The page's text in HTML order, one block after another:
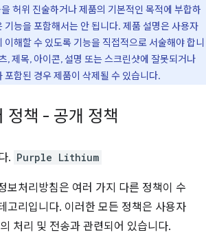
허위 진술하거나 제품의 기본적인 목적에 부합하
기능을 포함해서는 안 됩니다. 제품 설명은 사용자
이해할 수 있도록 기능을 직접적으로 서술해야 합니
, 제목, 아이콘, 설명 또는 스크린샷에 잘못되거나
포함된 경우 제품이 삭제될 수 있습니다.
정책 - 공개 정책
. Purple Lithium
보처리방침은 여러 가지 다른 정책이 수
고리입니다. 이러한 모든 정책은 사용자
처리 및 전송과 관련되어 있습니다.